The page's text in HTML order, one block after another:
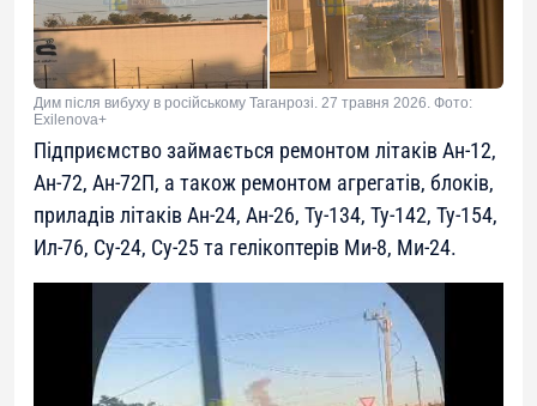
Дим після вибуху в російському Таганрозі. 27 травня 2026. Фото:
Exilenova+
Підприємство займається ремонтом літаків Ан-12,
Ан-72, Ан-72П, а також ремонтом агрегатів, блоків,
приладів літаків Ан-24, Ан-26, Ту-134, Ту-142, Ту-154,
Ил-76, Су-24, Су-25 та гелікоптерів Ми-8, Ми-24.